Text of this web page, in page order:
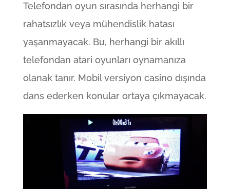
Telefondan oyun sırasında herhangi bir
rahatsızlık veya mühendislik hatası
yaşanmayacak. Bu, herhangi bir akıllı
telefondan atari oyunları oynamanıza
olanak tanır. Mobil versiyon casino dışında
dans ederken konular ortaya çıkmayacak.